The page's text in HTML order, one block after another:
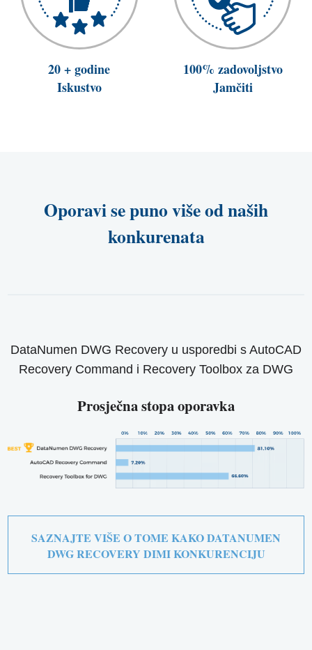
20 + godine
Iskustvo
100% zadovoljstvo
Jamčiti
Oporavi se puno više od naših
konkurenata
DataNumen DWG Recovery u usporedbi s AutoCAD
Recovery Command i Recovery Toolbox za DWG
Prosječna stopa oporavka
SAZNAJTE VIŠE O TOME KAKO DATANUMEN
DWG RECOVERY DIMI KONKURENCIJU